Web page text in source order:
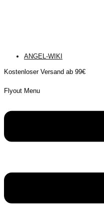
ANGEL-WIKI
Kostenloser Versand ab 99€
Flyout Menu